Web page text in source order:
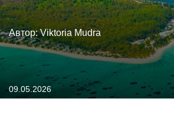
Автор: Viktoria Mudra
09.05.2026